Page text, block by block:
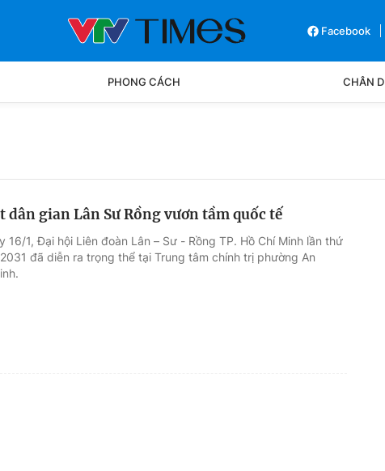
Facebook
PHONG CÁCH CHÂN
dân gian Lân Sư Rồng vươn tầm quốc tế
16/1, Đại hội Liên đoàn Lân – Sư - Rồng TP. Hồ Chí Minh lần thứ
đã diễn ra trọng thể tại Trung tâm chính trị phường An